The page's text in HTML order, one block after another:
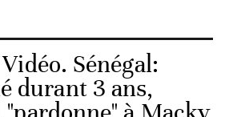
Vidéo. Sénégal:
durant 3 ans,